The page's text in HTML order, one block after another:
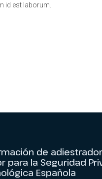
id est laborum.
de
la Seguridad
Española